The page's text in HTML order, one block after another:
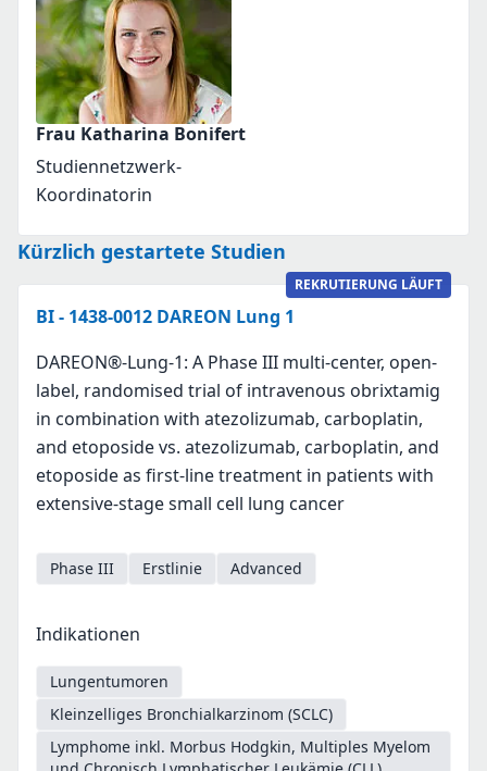
Frau Katharina Bonifert
Studiennetzwerk-
Koordinatorin
Kürzlich gestartete Studien
REKRUTIERUNG LÄUFT
BI - 1438-0012 DAREON Lung 1
DAREON®-Lung-1: A Phase III multi-center, open-
label, randomised trial of intravenous obrixtamig
in combination with atezolizumab, carboplatin,
and etoposide vs. atezolizumab, carboplatin, and
etoposide as first-line treatment in patients with
extensive-stage small cell lung cancer
Phase III Erstlinie Advanced
Indikationen
Lungentumoren
Kleinzelliges Bronchialkarzinom (SCLC)
Lymphome inkl. Morbus Hodgkin, Multiples Myelom